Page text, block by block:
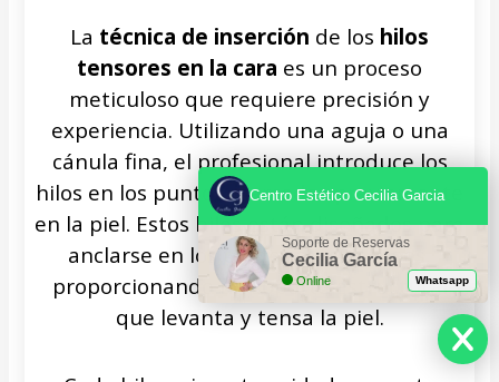
La técnica de inserción de los hilos
tensores en la cara es un proceso
meticuloso que requiere precisión y
experiencia. Utilizando una aguja o una
cánula fina, el profesional introduce los
hilos en los puntos marcados previamente
en la piel. Estos hilos están diseñados para
anclarse en los tejidos subcutáneos,
proporcionando un soporte estructural
que levanta y tensa la piel.
Centro Estético Cecilia Garcia
Soporte de Reservas
Cecilia García
Online Whatsapp